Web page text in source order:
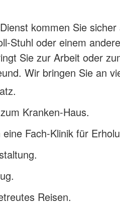
kommen Sie sicher
Stuhl oder einem
Sie zur Arbeit oder
Wir bringen Sie an
Kranken-Haus.
Fach-Klinik für
Reisen.